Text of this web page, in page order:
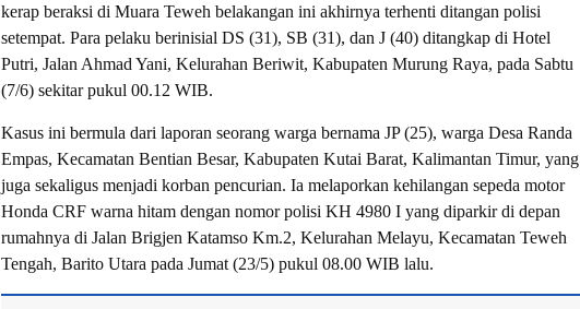
kerap beraksi di Muara Teweh belakangan ini akhirnya terhenti ditangan polisi
setempat. Para pelaku berinisial DS (31), SB (31), dan J (40) ditangkap di Hotel
Putri, Jalan Ahmad Yani, Kelurahan Beriwit, Kabupaten Murung Raya, pada Sabtu
(7/6) sekitar pukul 00.12 WIB.
Kasus ini bermula dari laporan seorang warga bernama JP (25), warga Desa Randa
Empas, Kecamatan Bentian Besar, Kabupaten Kutai Barat, Kalimantan Timur, yang
juga sekaligus menjadi korban pencurian. Ia melaporkan kehilangan sepeda motor
Honda CRF warna hitam dengan nomor polisi KH 4980 I yang diparkir di depan
rumahnya di Jalan Brigjen Katamso Km.2, Kelurahan Melayu, Kecamatan Teweh
Tengah, Barito Utara pada Jumat (23/5) pukul 08.00 WIB lalu.